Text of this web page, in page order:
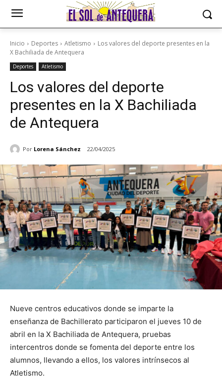
Inicio Deportes Atletismo
Los valores del deporte presentes en la
X Bachiliada de Antequera
Deportes Atletismo
Los valores del deporte
presentes en la X Bachiliada
de Antequera
Por Lorena Sánchez 22/04/2025
Nueve centros educativos donde se imparte la
enseñanza de Bachillerato participaron el jueves 10 de
abril en la X Bachiliada de Antequera, pruebas
intercentros donde se fomenta del deporte entre los
alumnos, llevando a ellos, los valores intrínsecos al
Atletismo.